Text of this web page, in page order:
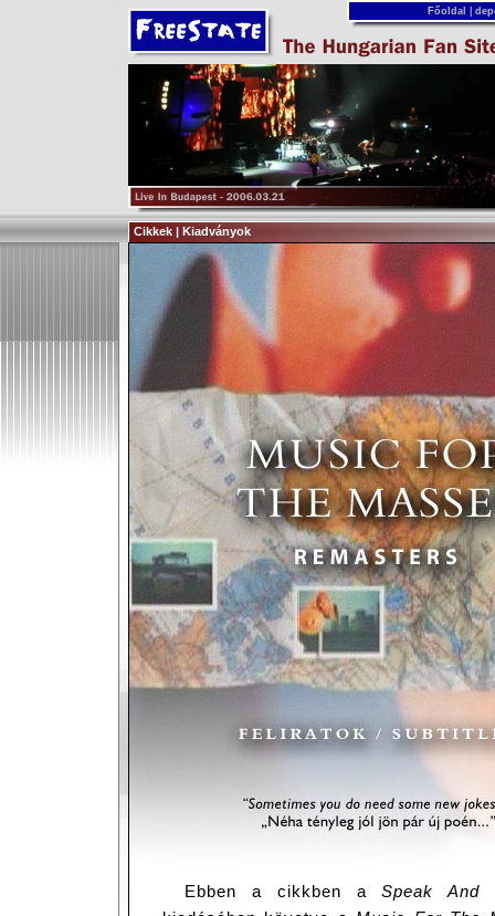
Főoldal
Cikkek | Kiadványok
Ebben a cikkben aSpeak And